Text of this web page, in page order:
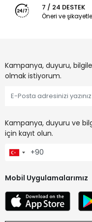
7 / 24 DESTEK
Öneri ve
Kampanya, duyuru,
olmak istiyorum.
Kampanya, duyuru ve
için kayıt olun.
Mobil Uygulamalarımız